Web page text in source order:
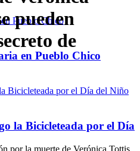
en Pueblo Chico
la Bicicleteada por el Día
pueden
de